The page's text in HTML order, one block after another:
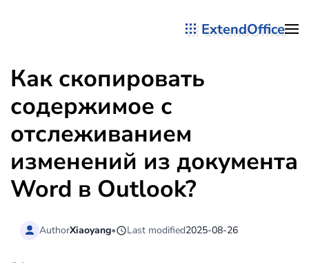
ExtendOffice
Как скопировать
содержимое с
отслеживанием
изменений из документа
Word в Outlook?
AuthorXiaoyang• Last modified2025-08-26